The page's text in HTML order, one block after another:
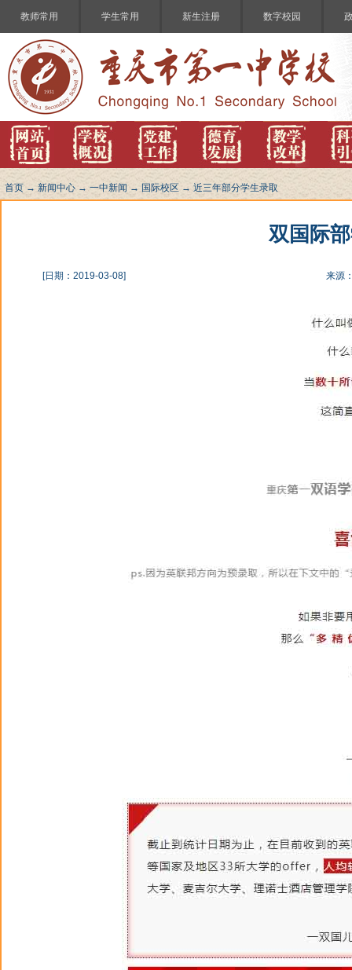
教师常用 学生常用 新生注册 数字校园
首页 → 新闻中心 → 一中新闻 → 国际校区 → 近三年部分学生录取
双国际
[日期：2019-03-08] 来源